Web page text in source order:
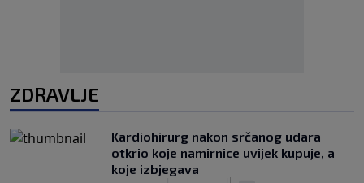
ZDRAVLJE
Kardiohirurg nakon srčanog udara
otkrio koje namirnice uvijek kupuje, a
koje izbjegava